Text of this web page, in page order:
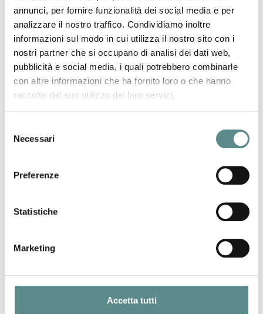
annunci, per fornire funzionalità dei social media e per
analizzare il nostro traffico. Condividiamo inoltre
informazioni sul modo in cui utilizza il nostro sito con i
nostri partner che si occupano di analisi dei dati web,
pubblicità e social media, i quali potrebbero combinarle
con altre informazioni che ha fornito loro o che hanno
raccolto dal suo utilizzo dei loro servizi.
delNecessari
Preferenze
Statistiche
Marketing
Accetta tutti
Chi fosse interessato, può richiedere il proprio "Duns Number"
direttamente a Mantova Export (e-mail:info@export.mn.it
Per maggiori informazioni su D&B:
http://www.youtube.com/watch?v=kBt7kF-54O8
06/08/2026
imballaggio (PPWR)
31/07/2026
CHIUSURA ESTIVA UFFICI